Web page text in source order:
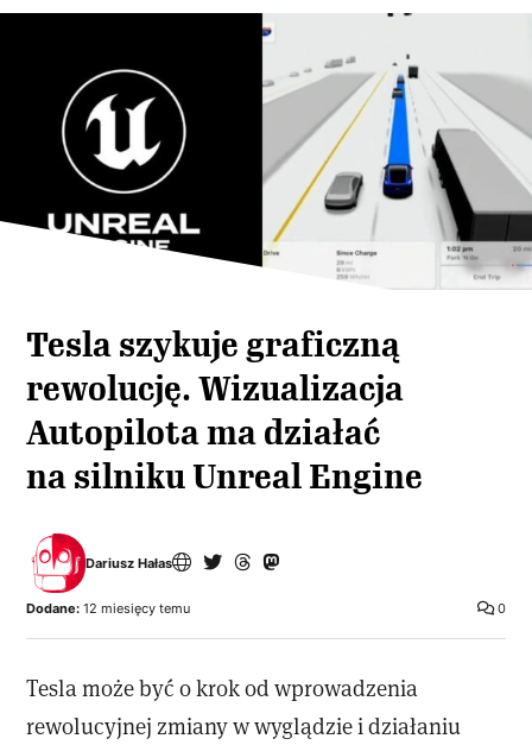
Tesla szykuje graficzną
rewolucję. Wizualizacja
Autopilota ma działać
na silniku Unreal Engine
Dariusz Hałas
0
Dodane: 12 miesięcy temu
Tesla może być o krok od wprowadzenia
rewolucyjnej zmiany w wyglądzie i działaniu